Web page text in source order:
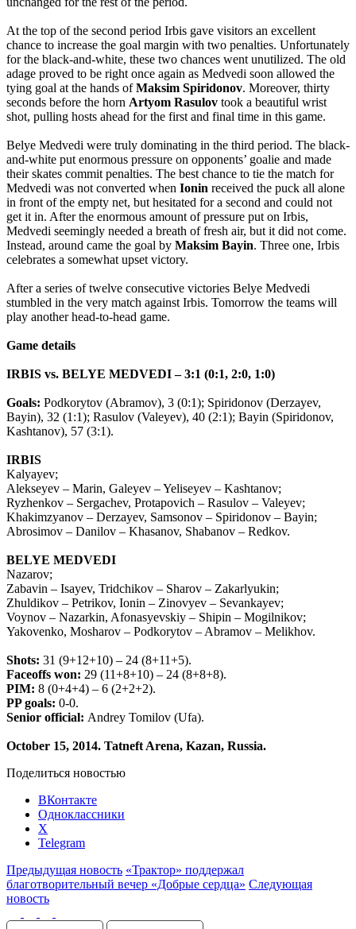
At the top of the second period Irbis gave visitors an excellent
chance to increase the goal margin with two penalties. Unfortunately
for the black-and-white, these two chances went unutilized. The old
adage proved to be right once again as Medvedi soon allowed the
tying goal at the hands ofMaksim Spiridonov. Moreover, thirty
seconds before the horn Artyom Rasulov took a beautiful wrist
shot, pulling hosts ahead for the first and final time in this game.
Belye Medvedi were truly dominating in the third period. The black-
and-white put enormous pressure on opponents’ goalie and made
their skates commit penalties. The best chance to tie the match for
Medvedi was not converted when Ionin received the puck all alone
in front of the empty net, but hesitated for a second and could not
get it in. After the enormous amount of pressure put on Irbis,
Medvedi seemingly needed a breath of fresh air, but it did not come.
Instead, around came the goal by Maksim Bayin. Three one, Irbis
celebrates a somewhat upset victory.
After a series of twelve consecutive victories Belye Medvedi
stumbled in the very match against Irbis. Tomorrow the teams will
play another head-to-head game.
Game details
IRBIS vs. BELYE MEDVEDI – 3:1 (0:1, 2:0, 1:0)
Goals: Podkorytov (Abramov), 3 (0:1); Spiridonov (Derzayev,
Bayin), 32 (1:1); Rasulov (Valeyev), 40 (2:1); Bayin (Spiridonov,
Kashtanov), 57 (3:1).
IRBIS
Kalyayev;
Alekseyev – Marin, Galeyev – Yeliseyev – Kashtanov;
Ryzhenkov – Sergachev, Protapovich – Rasulov – Valeyev;
Khakimzyanov – Derzayev, Samsonov – Spiridonov – Bayin;
Abrosimov – Danilov – Khasanov, Shabanov – Redkov.
BELYE MEDVEDI
Nazarov;
Zabavin – Isayev, Tridchikov – Sharov – Zakarlyukin;
Zhuldikov – Petrikov, Ionin – Zinovyev – Sevankayev;
Voynov – Nazarkin, Afonasyevskiy – Shipin – Mogilnikov;
Yakovenko, Mosharov – Podkorytov – Abramov – Melikhov.
Shots: 31 (9+12+10) – 24 (8+11+5).
Faceoffs won: 29 (11+8+10) – 24 (8+8+8).
PIM: 8 (0+4+4) – 6 (2+2+2).
PP goals: 0-0.
Senior official: Andrey Tomilov (Ufa).
October 15, 2014. Tatneft Arena, Kazan, Russia.
Поделиться новостью
ВКонтакте
Одноклассники
X
Telegram
Предыдущая новость «Трактор» поддержал
благотворительный вечер «Добрые сердца» Следующая
новость